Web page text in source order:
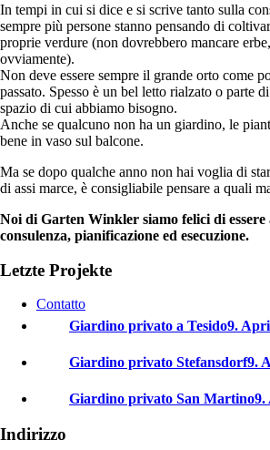
Contatto
In tempi in cui si dice e si scrive tanto sulla
sempre più persone stanno pensando di
proprie verdure (non dovrebbero mancare
ovviamente).
Non deve essere sempre il grande orto come
passato. Spesso è un bel letto rialzato o parte
spazio di cui abbiamo bisogno.
Anche se qualcuno non ha un giardino, le
bene in vaso sul balcone.
Ma se dopo qualche anno non hai voglia di
di assi marce, è consigliabile pensare a quali
Noi di Garten Winkler siamo felici di essere
consulenza, pianificazione ed esecuzione.
Letzte Projekte
Giardino privato a Tesido9.
Giardino privato Stefansdorf9.
Giardino privato San Martino9.
Indirizzo